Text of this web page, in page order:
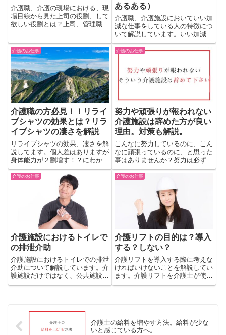
介護職、介護の現場における、現
場目線から見た上司の役割、して
欲しい役割とは？上司、管理職の
ます。現場の職員だけではどうし
ようも無い事も多々あります。上
司の行って欲しい役割を考察しま
す。
あるある）
介護職、介護施設においていい加
減な仕事をしている人の特徴につ
いて解説しています。いい加減な
仕事をしている人の例を挙げて解
説。利用者様、キチンとしている
しない仕事を心がける。
介護のお仕事
介護職の方必見！！リライ
ブシャツの効果とは？リラ
イブシャツの凄さを解説
リライブシャツの効果、凄さを解
説してます。個人差はありますが
身体能力が２割増す！？にわかに
信じがたいですが是非見て下さ
い！！名だたる社長達がこぞって
驚いております。ちなみに私は持
っていません。今後買うでしょ
介護のお仕事
努力や頑張りが報われない
介護施設は辞めた方が良い
理由。対策も解説。
こんなに努力しているのに、こん
なに頑張っているのに、と思った
事はありませんか？努力は必ず報
われるという言葉があります。結
果がでるまで努力し続ければの話
と解決策を介護施設にスポットを
当て、解説いたしております。
介護のお仕事
介護施設におけるトイレで
の排泄介助
介護施設におけるトイレでの排泄
介助について解説しています。介
護施設だけではなく、公共施設や
バリアフリーの整っている自宅な
介護のお仕事
介護リフトの目的は？導入
する？しない？
介護リフトを導入する際に考えな
ければいけないことを解説してい
ます。介護リフトを介護士が使っ
てくれるのか？業務はスムーズに
介護士の給料を増やす方法。給料が少な
いと感じている方へ。